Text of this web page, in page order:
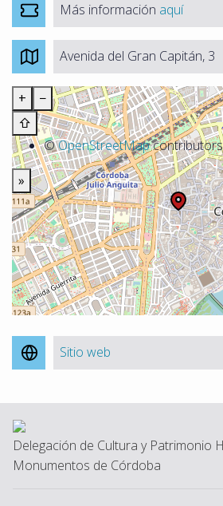
Más información aquí
Avenida del Gran Capitán, 3
+
−
⇧
©OpenStreetMap
»
Sitio web
Delegación de Cultura y Patrimonio
Monumentos de Córdoba